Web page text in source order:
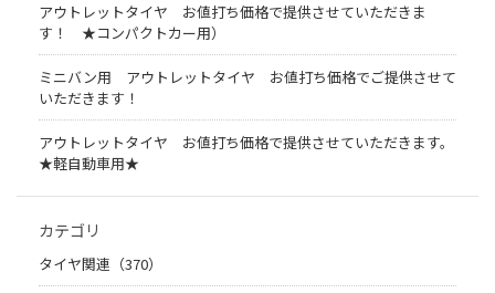
アウトレットタイヤ お値打ち価格で提供させていただきま
す！ ★コンパクトカー用）
ミニバン用 アウトレットタイヤ お値打ち価格でご提供させて
いただきます！
アウトレットタイヤ お値打ち価格で提供させていただきます。
★軽自動車用★
カテゴリ
タイヤ関連（370）